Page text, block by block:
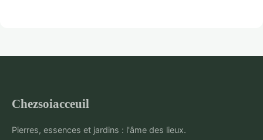
Chezsoiacceuil
Pierres, essences et jardins : l'âme des lieux.